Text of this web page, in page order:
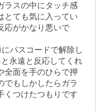
ラスの中にタッチ感
とても気に入ってい
応がかなり悪いで
パスコードで解除し
永遠と反応してくれ
全面を手のひらで押
でもしかしたらガラ
くつけたつもりです